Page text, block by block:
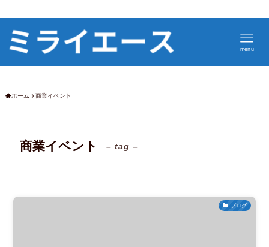
menu
ホーム 商業イベント
商業イベント – tag –
ブログ